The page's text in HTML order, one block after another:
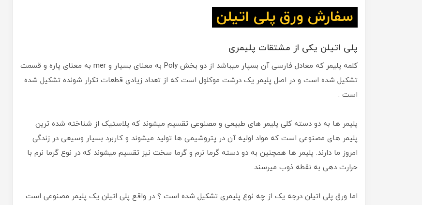
سفارش ورق پلی اتیلن
پلی اتیلن یکی از مشتقات پلیمری
کلمه پلیمر که معادل فارسی آن بسپار میباشد از دو بخش Poly به معنای بسیار و mer به معنای پاره و قسمت
تشکیل شده است و در اصل پلیمر یک درشت موکلول است که از تعداد زیادی قطعات تکرار شونده تشکیل شده
است .
پلیمر ها به دو دسته کلی پلیمر های طبیعی و مصنوعی تقسیم میشوند که پلاستیک از شناخته شده ترین
پلیمر های مصنوعی است که مواد اولیه آن در پتروشیمی ها تولید میشوند و کاربرد بسیار وسیعی در زندگی
امروز ما دارند. پلیمر ها همچنین به دو دسته گرما نرم و گرما سخت نیز تقسیم میشوند که در نوع گرما نرم با
حرارت دهی به نقطه ذوب میرسند.
اما ورق پلی اتیلن درجه یک از چه نوع پلیمری تشکیل شده است ؟ در واقع پلی اتیلن یک پلیمر مصنوعی است